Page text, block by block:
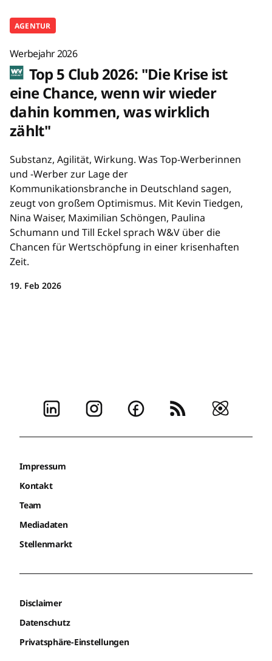
AGENTUR
Werbejahr 2026
Top 5 Club 2026: "Die Krise ist
eine Chance, wenn wir wieder
dahin kommen, was wirklich
zählt"
Substanz, Agilität, Wirkung. Was Top-Werberinnen
und -Werber zur Lage der
Kommunikationsbranche in Deutschland sagen,
zeugt von großem Optimismus. Mit Kevin Tiedgen,
Nina Waiser, Maximilian Schöngen, Paulina
Schumann und Till Eckel sprach W&V über die
Chancen für Wertschöpfung in einer krisenhaften
Zeit.
19. Feb 2026
Impressum
Kontakt
Team
Mediadaten
Stellenmarkt
Disclaimer
Datenschutz
Privatsphäre-Einstellungen